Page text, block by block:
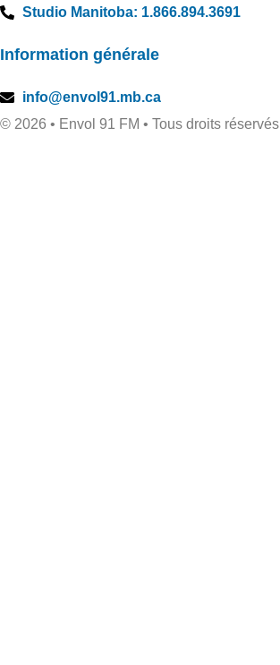
Studio Manitoba: 1.866.894.3691
Information générale
info@envol91.mb.ca
© 2026 • Envol 91 FM • Tous droits réservés